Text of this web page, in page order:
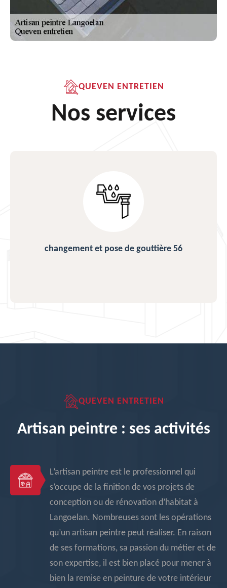
QUEVEN ENTRETIEN
Nos services
changement et pose de gouttière 56
QUEVEN ENTRETIEN
Artisan peintre : ses activités
L’artisan peintre est le professionnel qui
s’occupe de la finition de vos projets de
conception ou de rénovation d’habitat à
Langoelan. Nombreuses sont les opérations
qu’un artisan peintre peut réaliser. En raison
de ses formations, sa passion du métier et de
son expertise, il est bien placé pour mener à
bien la remise en peinture de votre intérieur